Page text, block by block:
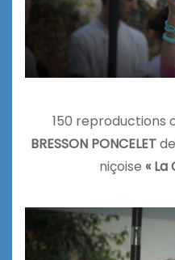
150 reproductions
BRESSON PONCELET
niçoise « La